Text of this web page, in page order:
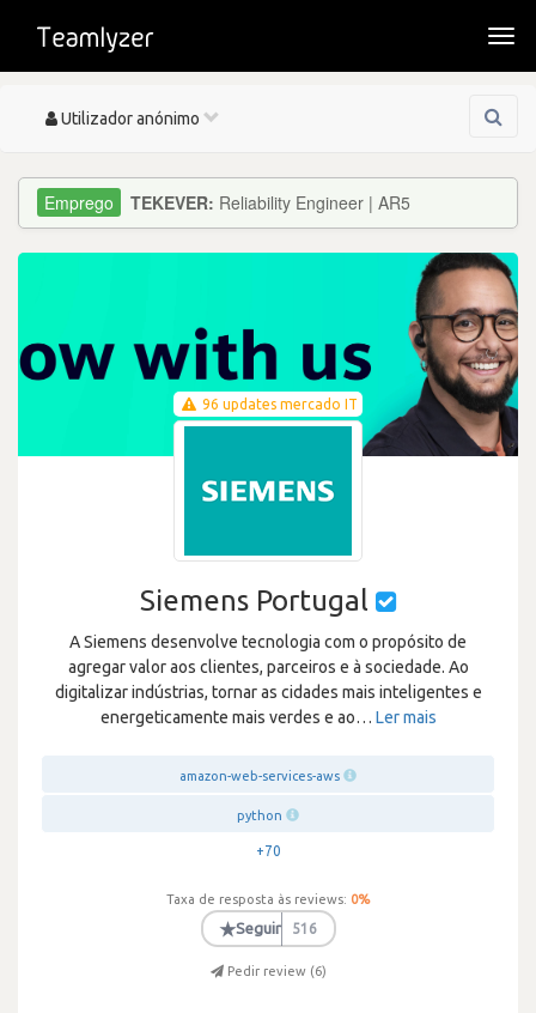
Toggle
Utilizador anónimo
TEKEVER: Reliability Engineer | AR5
96 updates mercado IT
Siemens Portugal
A Siemens desenvolve tecnologia com o propósito de
agregar valor aos clientes, parceiros e à sociedade. Ao
digitalizar indústrias, tornar as cidades mais inteligentes e
energeticamente mais verdes e ao… Ler mais
amazon-web-services-aws
python
+70
Taxa de resposta às reviews: 0%
★Seguir 516
Pedir review (6)